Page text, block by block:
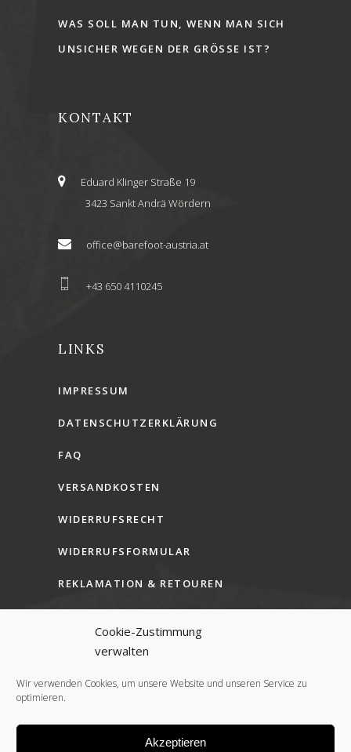
Cookie-Zustimmung
verwalten
Wir verwenden Cookies, um unsere Website und unseren Service zu
optimieren.
Akzeptieren
WAS SOLL MAN TUN, WENN MAN SICH
UNSICHER WEGEN DER GRÖSSE IST?
KONTAKT
Eduard Klinger Straße 19
3423 Sankt Andrä Wördern
office@barefoot-austria.at
+43 650 4110245
LINKS
IMPRESSUM
DATENSCHUTZERKLÄRUNG
FAQ
VERSANDKOSTEN
WIDERRUFSRECHT
WIDERRUFSFORMULAR
REKLAMATION & RETOUREN
AGB (B2B)
COOKIE-RICHTLINIE (EU)